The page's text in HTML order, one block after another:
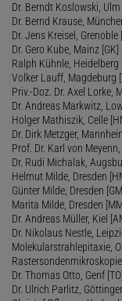
Dr. Berndt Koslowski,
Dr. Bernd Krause,
Dr. Jens Kreisel,
Dr. Gero Kube, Mainz
Ralph Kühnle, Heidelberg
Volker Lauff, Magdeburg
Priv.-Doz. Dr. Axel Lorke,
Dr. Andreas Markwitz,
Holger Mathiszik, Celle
Dr. Dirk Metzger,
Prof. Dr. Karl von
Dr. Rudi Michalak,
Helmut Milde, Dresden
Günter Milde, Dresden
Marita Milde, Dresden
Dr. Andreas Müller, Kiel
Dr. Nikolaus Nestle,
Molekularstrahlepitaxie,
Dr. Thomas Otto, Genf
Dr. Ulrich Parlitz,